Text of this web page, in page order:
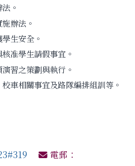
。
辦法。
生安全。
准學生請假事宜。
習之策劃與執行。
車相關事宜及路隊編排組訓等。
電郵：